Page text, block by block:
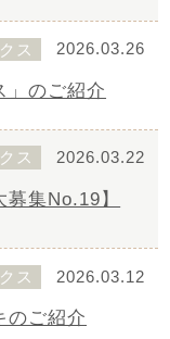
ス 2026.03.26
」のご紹介
ス 2026.03.22
募集No.19】
ス 2026.03.12
のご紹介